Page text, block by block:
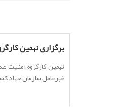
برگزاری نهمین
نهمین کارگروه امنیت
غیرعامل سازمان جهاد